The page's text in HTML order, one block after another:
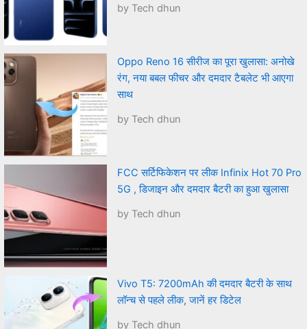
by Tech dhun
Oppo Reno 16 सीरीज का पूरा खुलासा: अनोखे
रंग, नया बबल फीचर और दमदार टैबलेट भी आएगा
साथ
by Tech dhun
FCC सर्टिफिकेशन पर लीक Infinix Hot 70 Pro
5G , डिजाइन और दमदार बैटरी का हुआ खुलासा
by Tech dhun
Vivo T5: 7200mAh की दमदार बैटरी के साथ
लॉन्च से पहले लीक, जानें हर डिटेल
by Tech dhun